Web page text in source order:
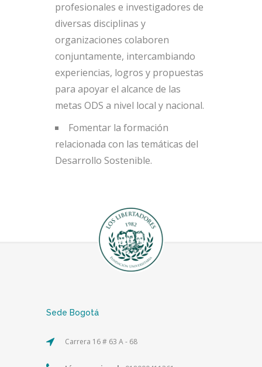
profesionales e investigadores de
diversas disciplinas y
organizaciones colaboren
conjuntamente, intercambiando
experiencias, logros y propuestas
para apoyar el alcance de las
metas ODS a nivel local y nacional.
Fomentar la formación
relacionada con las temáticas del
Desarrollo Sostenible.
Sede Bogotá
Carrera 16 # 63 A - 68